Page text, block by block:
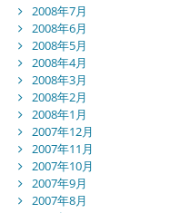
2008年7月
2008年6月
2008年5月
2008年4月
2008年3月
2008年2月
2008年1月
2007年12月
2007年11月
2007年10月
2007年9月
2007年8月